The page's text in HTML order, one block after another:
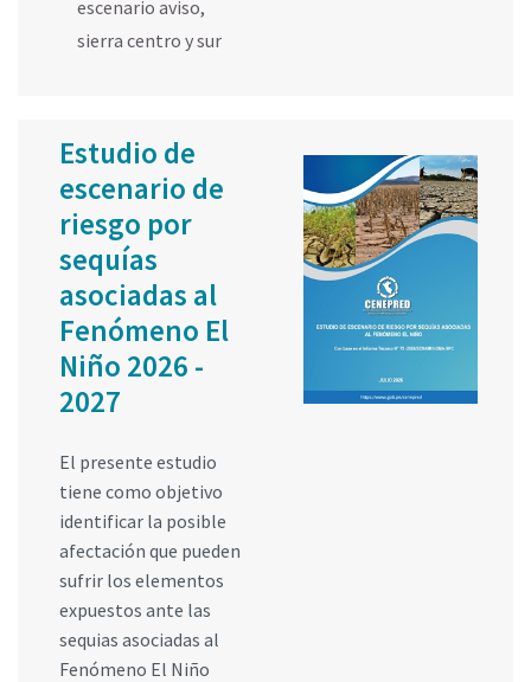
escenario aviso,
sierra centro y sur
Estudio de
escenario de
riesgo por
sequías
asociadas al
Fenómeno El
Niño 2026 -
2027
El presente estudio
tiene como objetivo
identificar la posible
afectación que pueden
sufrir los elementos
expuestos ante las
sequias asociadas al
Fenómeno El Niño